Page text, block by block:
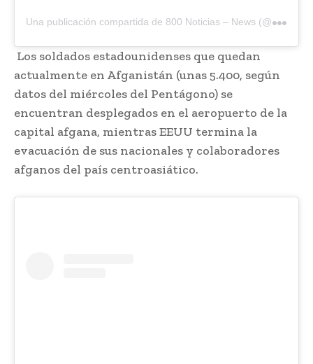
U
na publicación compartida de 800 Noticias – News (@800_noticias)
Los soldados estadounidenses que quedan
actualmente en Afganistán (unas 5.400, según
datos del miércoles del Pentágono) se
encuentran desplegados en el aeropuerto de la
capital afgana, mientras EEUU termina la
evacuación de sus nacionales y colaboradores
afganos del país centroasiático.